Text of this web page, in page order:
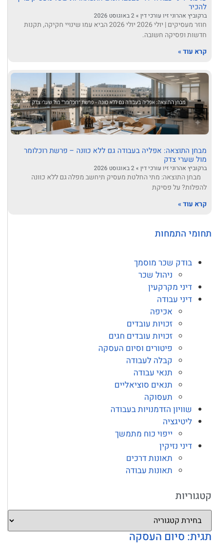
להכיר
ברקוביץ אהרוני זיו עורכי דין
חוזר מעסיקים | יולי 2026 יולי 2026 הביא עמו שינויי חקיקה, תקנות
חדשות ופסיקה חשובה.
קרא עוד »
מבחן התוצאה: אפליה בעבודה גם ללא כוונה – פרשת רוכלומר
מול שערי צדק
ברקוביץ אהרוני זיו עורכי דין
מבחן התוצאה: מתי החלטת מעסיק תיחשב מפלה גם ללא כוונה
להפלות? על פסיקת
קרא עוד »
תחומי התמחות
בודק שכר מוסמך
ניהול שכר
דיני מקרקעין
דיני עבודה
אכיפה
זכויות עובדים
זכויות עובדים חגים
פיטורים וסיום העסקה
קבלה לעבודה
תנאי עבודה
תנאים סוציאליים
תעסוקה
שוויון הזדמנויות בעבודה
ליטיגציה
ייפוי כוח מתמשך
דיני נזיקין
תאונות דרכים
תאונות עבודה
קטגוריות
תגית: סיום העסקה